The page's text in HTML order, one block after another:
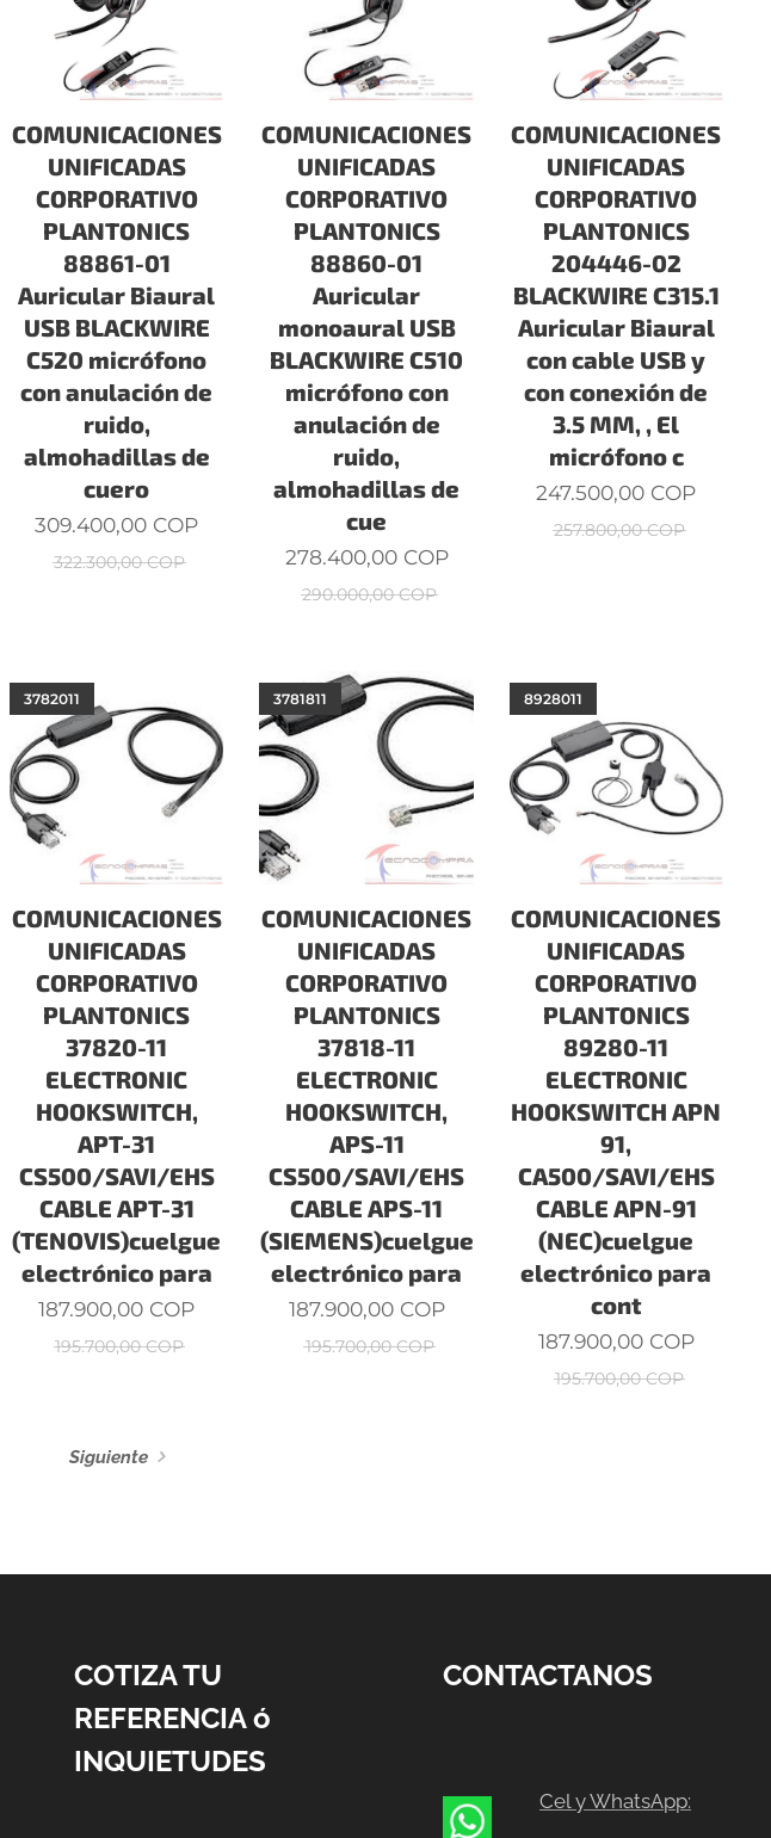
COMUNICACIONES
UNIFICADAS
CORPORATIVO
PLANTONICS
88861-01
Auricular Biaural
USB BLACKWIRE
C520 micrófono
con anulación de
ruido,
almohadillas de
cuero
309.400,00 COP
322.300,00COP
COMUNICACIONES
UNIFICADAS
CORPORATIVO
PLANTONICS
88860-01
Auricular
monoaural USB
BLACKWIRE C510
micrófono con
anulación de
ruido,
almohadillas de
cue
278.400,00COP
290.000,00COP
COMUNICACIONES
UNIFICADAS
CORPORATIVO
PLANTONICS
204446-02
BLACKWIRE C315.1
Auricular Biaural
con cable USB y
con conexión de
3.5 MM, , El
micrófono c
247.500,00 COP
257.800,00COP
COMUNICACIONES
UNIFICADAS
CORPORATIVO
PLANTONICS
37820-11
ELECTRONIC
HOOKSWITCH,
APT-31
CS500/SAVI/EHS
CABLE APT-31
(TENOVIS)cuelgue
electrónico para
3782011
187.900,00 COP
195.700,00COP
COMUNICACIONES
UNIFICADAS
CORPORATIVO
PLANTONICS
37818-11
ELECTRONIC
HOOKSWITCH,
APS-11
CS500/SAVI/EHS
CABLE APS-11
(SIEMENS)cuelgue
electrónico para
3781811
187.900,00COP
195.700,00COP
COMUNICACIONES
UNIFICADAS
CORPORATIVO
PLANTONICS
89280-11
ELECTRONIC
HOOKSWITCH APN
91,
CA500/SAVI/EHS
CABLE APN-91
(NEC)cuelgue
electrónico para
cont
8928011
187.900,00COP
195.700,00COP
Siguiente
COTIZA TU
REFERENCIA ó
INQUIETUDES
CONTACTANOS
Cel y WhatsApp: